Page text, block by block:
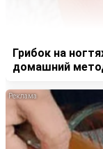
Грибок на
домашний